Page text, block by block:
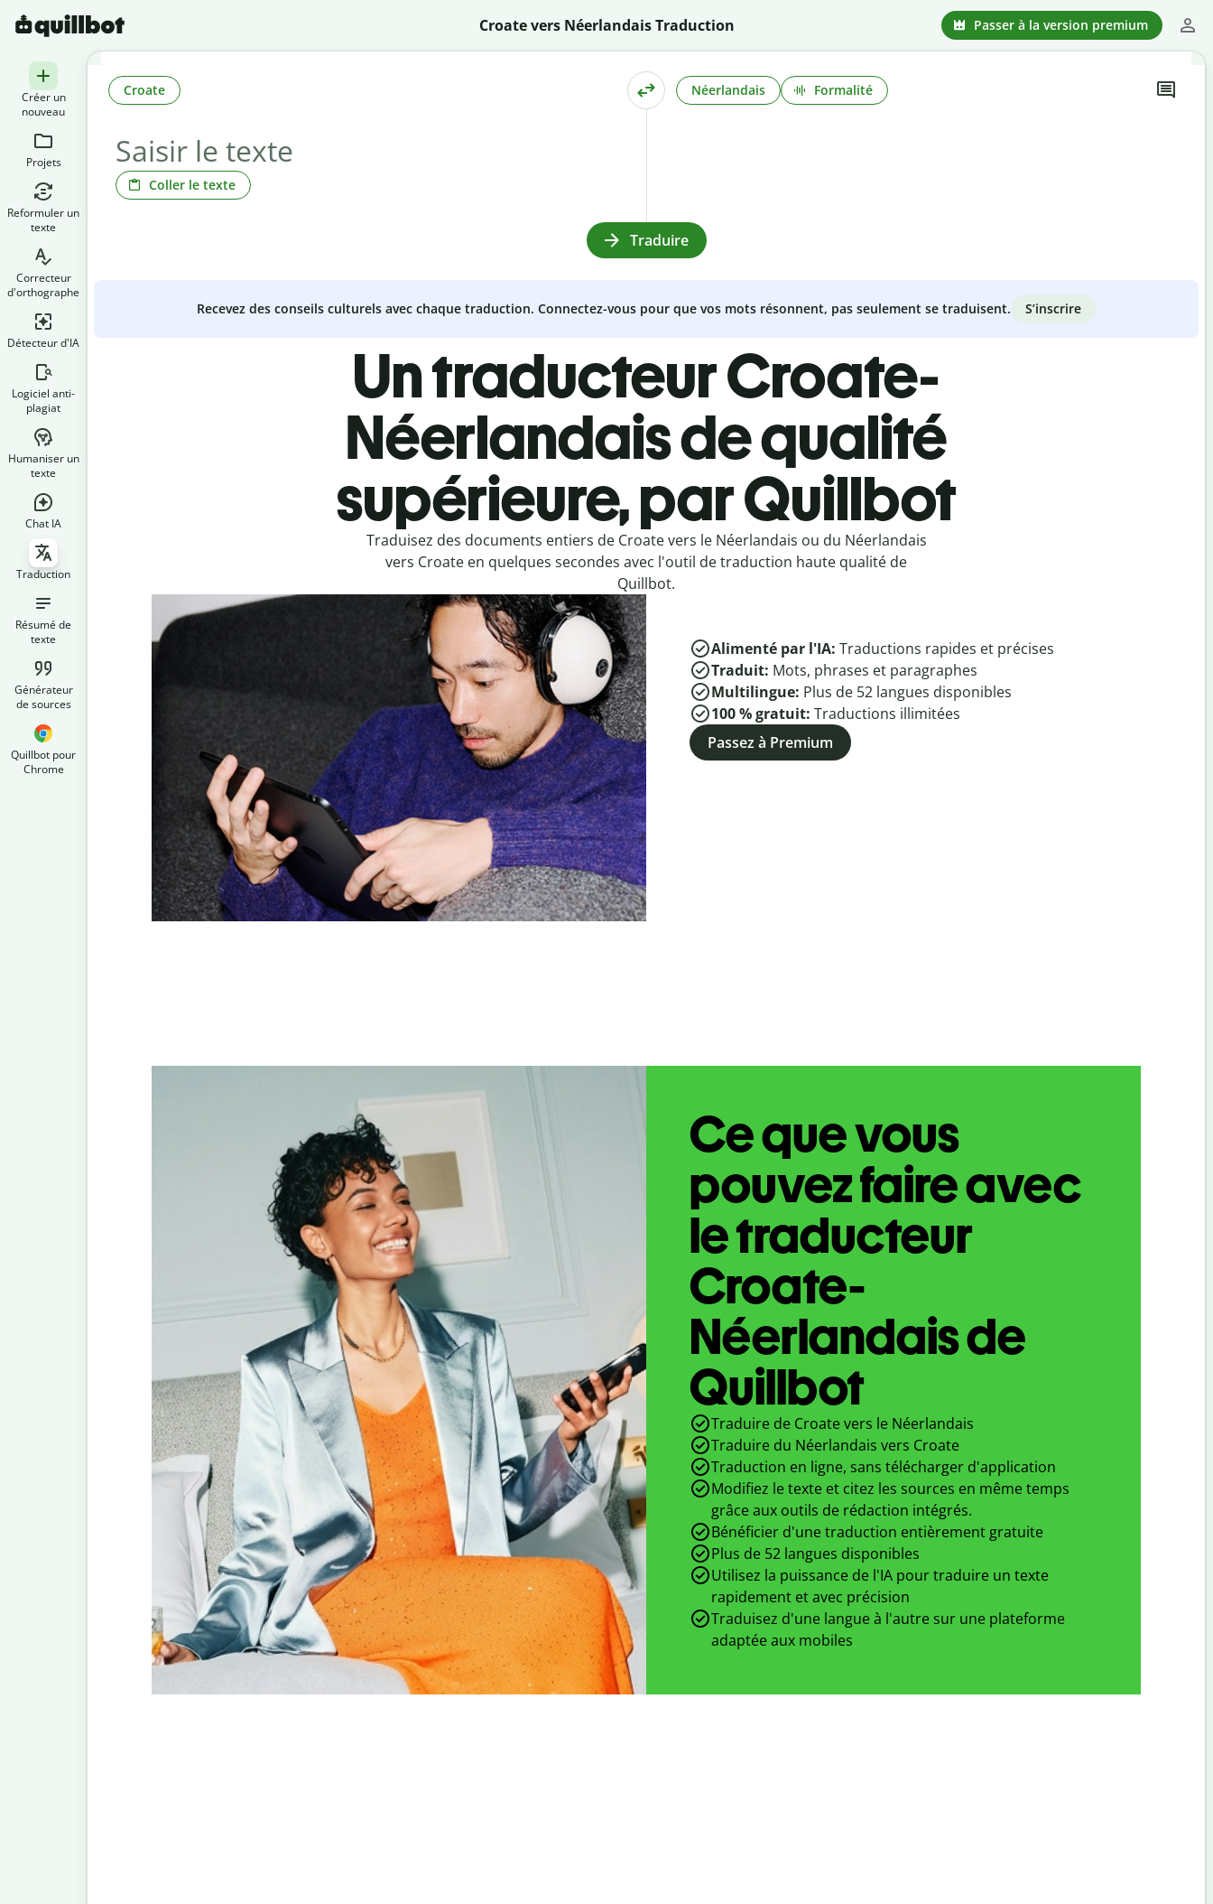
Croate vers Néerlandais Traduction Passer à la version premium
Créer un
nouveau
Projets
Reformuler un
texte
Correcteur
d'orthographe
Détecteur d'IA
Logiciel anti-
plagiat
Humaniser un
texte
Chat IA
Traduction
Résumé de
texte
Générateur
de sources
Quillbot pour
Chrome
Coller le texte
Croate Néerlandais Formalité
Traduire
Recevez des conseils culturels avec chaque traduction. Connectez-vous pour que vos mots résonnent, pas seulement se traduisent. S’inscrire
Un traducteur Croate-
Néerlandais de qualité
supérieure, par Quillbot
Traduisez des documents entiers de Croate vers le Néerlandais ou du Néerlandais
vers Croate en quelques secondes avec l'outil de traduction haute qualité de
Quillbot.
Alimenté par l'IA: Traductions rapides et précises
Traduit: Mots, phrases et paragraphes
Multilingue: Plus de 52 langues disponibles
100 % gratuit: Traductions illimitées
Passez à Premium
Ce que vous
pouvez faire avec
le traducteur
Croate-
Néerlandais de
Quillbot
Traduire de Croate vers le Néerlandais
Traduire du Néerlandais vers Croate
Traduction en ligne, sans télécharger d'application
Modifiez le texte et citez les sources en même temps
grâce aux outils de rédaction intégrés.
Bénéficier d'une traduction entièrement gratuite
Plus de 52 langues disponibles
Utilisez la puissance de l'IA pour traduire un texte
rapidement et avec précision
Traduisez d'une langue à l'autre sur une plateforme
adaptée aux mobiles